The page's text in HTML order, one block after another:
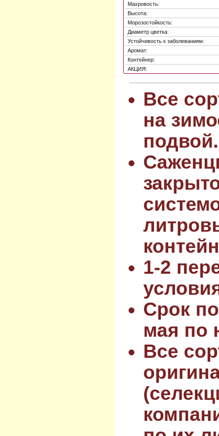
Махровость:
Высота:
Морозостойкость:
Диаметр цветка:
Устойчивость к заболеваниям:
Аромат:
Контейнер:
АКЦИЯ:
Все
на
подвой.
1-2
Срок
мая по
Все